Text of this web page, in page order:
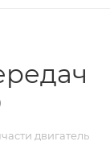
двигатель